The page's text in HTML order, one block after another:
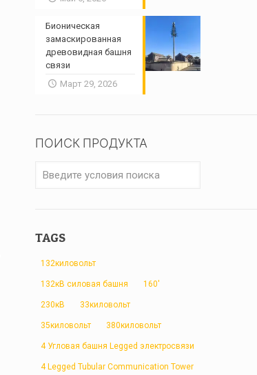
Бионическая
замаскированная
древовидная башня
связи
Март 29, 2026
ПОИСК ПРОДУКТА
TAGS
132киловольт
132кВ силовая башня 160'
230кВ 33киловольт
35киловольт 380киловольт
4 Угловая башня Legged электросвязи
4 Legged Tubular Communication Tower